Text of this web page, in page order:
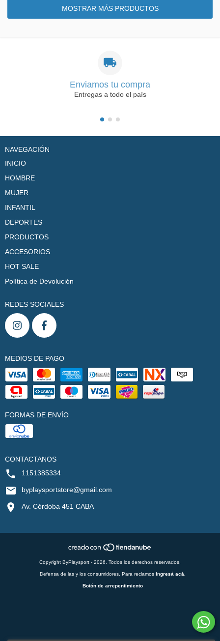
MOSTRAR MÁS PRODUCTOS
Enviamos tu compra
Entregas a todo el país
NAVEGACIÓN
INICIO
HOMBRE
MUJER
INFANTIL
DEPORTES
PRODUCTOS
ACCESORIOS
HOT SALE
Política de Devolución
REDES SOCIALES
MEDIOS DE PAGO
FORMAS DE ENVÍO
CONTACTANOS
1151385334
byplaysportstore@gmail.com
Av. Córdoba 451 CABA
Copyright ByPlaysport - 2026. Todos los derechos reservados.
Defensa de las y los consumidores. Para reclamos ingresá acá.
Botón de arrepentimiento